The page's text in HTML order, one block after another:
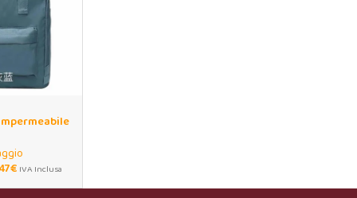
€ IVA Inclusa